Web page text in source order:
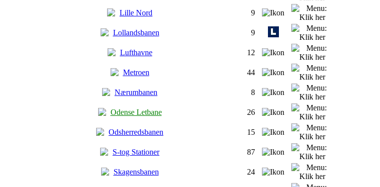
Lille Nord 9
Lollandsbanen 9
Lufthavne 12
Metroen 44
Nærumbanen 8
Odense Letbane 26
Odsherredsbanen 15
S-tog Stationer 87
Skagensbanen 24